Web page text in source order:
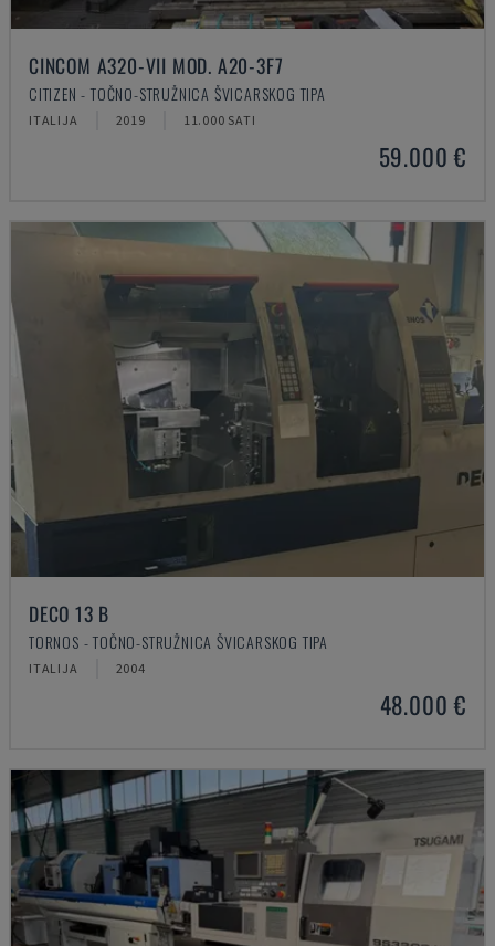
CINCOM A320-VII MOD. A20-3F7
CITIZEN - TOČNO-STRUŽNICA ŠVICARSKOG TIPA
ITALIJA 2019 11.000 SATI
59.000 €
DECO 13 B
TORNOS - TOČNO-STRUŽNICA ŠVICARSKOG TIPA
ITALIJA 2004
48.000 €